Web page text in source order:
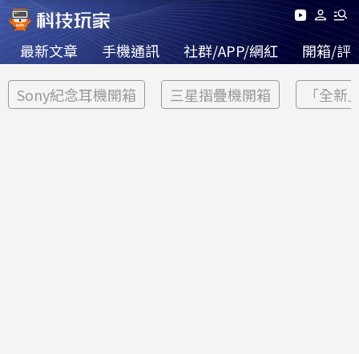
最新文章 手機通訊 社群/APP/網紅 開箱/評
Sony紀念耳機開箱 三星摺疊機開箱 「全新